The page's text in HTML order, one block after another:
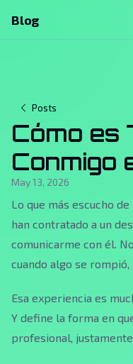
Blog
Posts
Cómo es
Conmigo
May 13, 2026
Lo que más escucho
han contratado a un
comunicarme con él.
cuando algo se rompió,
Esa experiencia es
Y define la forma en
profesional,